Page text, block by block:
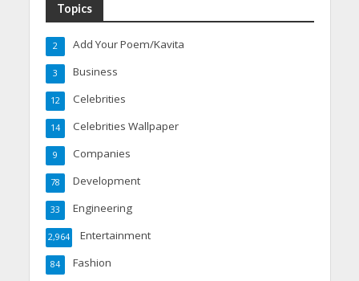
Topics
Add Your Poem/Kavita
2
Business
3
Celebrities
12
Celebrities Wallpaper
14
Companies
9
Development
78
Engineering
33
Entertainment
2,964
Fashion
84